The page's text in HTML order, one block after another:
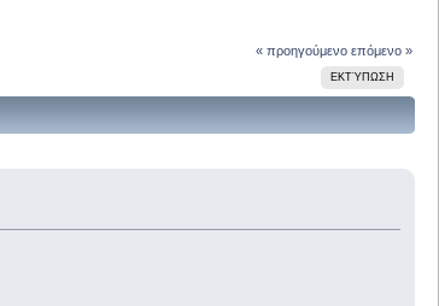
« προηγούμενο επόμενο »
ΕΚΤΎΠΩΣΗ